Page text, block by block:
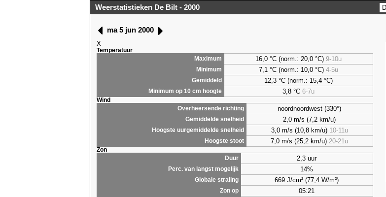
Weerstatistieken De Bilt - 2000
ma 5 jun 2000
X
Temperatuur
Maximum
16,0 °C (norm.: 20,0 °C) 9-10u
Minimum 7,1 °C (norm.: 10,0 °C) 4-5u
Gemiddeld 12,3 °C (norm.: 15,4 °C)
Minimum op 10 cm hoogte 3,8°C 6-7u
Wind
Overheersende richting
noordnoordwest (330°)
Gemiddelde snelheid 2,0 m/s (7,2 km/u)
Hoogste uurgemiddelde snelheid 3,0 m/s (10,8 km/u) 10-11u
Hoogste stoot 7,0 m/s (25,2 km/u) 20-21u
Zon
Duur
2,3 uur
Perc. van langst mogelijk 14%
Globale straling 669 J/cm² (77,4 W/m²)
Zon op 05:21